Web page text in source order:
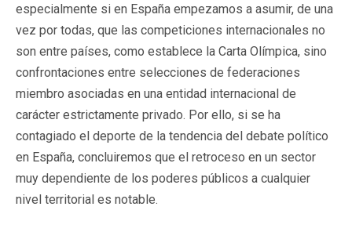
especialmente si en España empezamos a asumir, de una
vez por todas, que las competiciones internacionales no
son entre países, como establece la Carta Olímpica, sino
confrontaciones entre selecciones de federaciones
miembro asociadas en una entidad internacional de
carácter estrictamente privado. Por ello, si se ha
contagiado el deporte de la tendencia del debate político
en España, concluiremos que el retroceso en un sector
muy dependiente de los poderes públicos a cualquier
nivel territorial es notable.